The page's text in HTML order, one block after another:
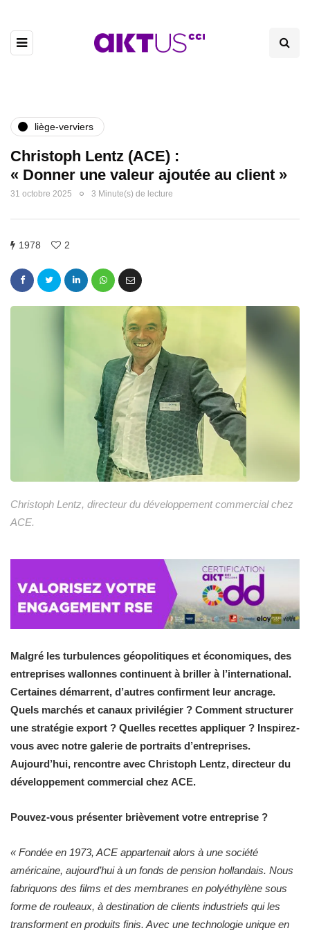
liège-verviers
Christoph Lentz (ACE) :
« Donner une valeur ajoutée au client »
31 octobre 2025 3 Minute(s) de lecture
1978 2
Christoph Lentz, directeur du développement commercial chez
ACE.
Malgré les turbulences géopolitiques et économiques, des
entreprises wallonnes continuent à briller à l’international.
Certaines démarrent, d’autres confirment leur ancrage.
Quels marchés et canaux privilégier ? Comment structurer
une stratégie export ? Quelles recettes appliquer ? Inspirez-
vous avec notre galerie de portraits d’entreprises.
Aujourd’hui, rencontre avec Christoph Lentz, directeur du
développement commercial chez ACE.
Pouvez-vous présenter brièvement votre entreprise ?
« Fondée en 1973, ACE appartenait alors à une société
américaine, aujourd’hui à un fonds de pension hollandais. Nous
fabriquons des films et des membranes en polyéthylène sous
forme de rouleaux, à destination de clients industriels qui les
transforment en produits finis. Avec une technologie unique en